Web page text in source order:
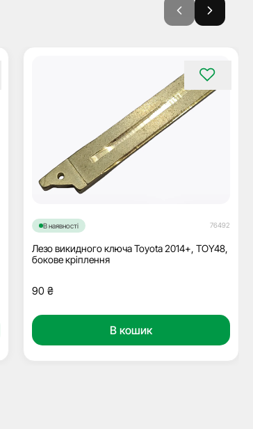
В наявності 76492
Лезо викидного ключа Toyota 2014+, TOY48,
бокове кріплення
90 ₴
В кошик